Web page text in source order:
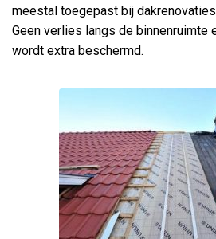
meestal toegepast bij
Geen verlies langs de binnenruimte
wordt extra beschermd.